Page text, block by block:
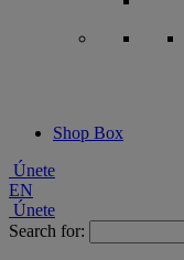
Shop Box
Únete
EN
Únete
Search for: